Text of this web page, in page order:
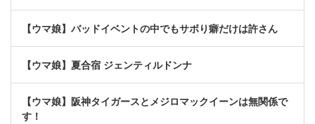
【ウマ娘】バッドイベントの中でもサボり癖だけは許さん
【ウマ娘】夏合宿 ジェンティルドンナ
【ウマ娘】阪神タイガースとメジロマックイーンは無関係で
す！